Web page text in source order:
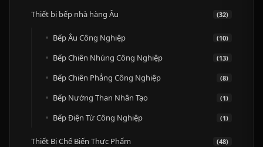
Thiết bị bếp nhà hàng Âu (32)
Bếp Âu Công Nghiệp (10)
Bếp Chiên Nhúng Công Nghiệp (13)
Bếp Chiên Phẳng Công Nghiệp (8)
Bếp Nướng Than Nhân Tạo (1)
Bếp Điện Từ Công Nghiệp (1)
Thiết Bị Chế Biến Thực Phẩm (48)